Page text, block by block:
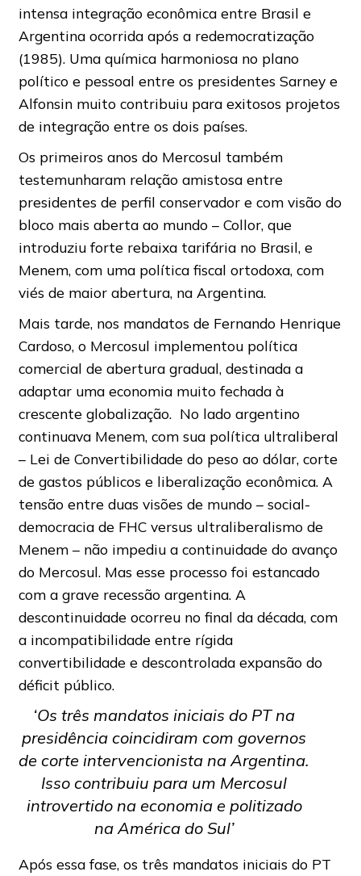
intensa integração econômica entre Brasil e
Argentina ocorrida após a redemocratização
(1985). Uma química harmoniosa no plano
político e pessoal entre os presidentes Sarney e
Alfonsin muito contribuiu para exitosos projetos
de integração entre os dois países.
Os primeiros anos do Mercosul também
testemunharam relação amistosa entre
presidentes de perfil conservador e com visão do
bloco mais aberta ao mundo – Collor, que
introduziu forte rebaixa tarifária no Brasil, e
Menem, com uma política fiscal ortodoxa, com
viés de maior abertura, na Argentina.
Mais tarde, nos mandatos de Fernando Henrique
Cardoso, o Mercosul implementou política
comercial de abertura gradual, destinada a
adaptar uma economia muito fechada à
crescente globalização. No lado argentino
continuava Menem, com sua política ultraliberal
– Lei de Convertibilidade do peso ao dólar, corte
de gastos públicos e liberalização econômica. A
tensão entre duas visões de mundo – social-
democracia de FHC versus ultraliberalismo de
Menem – não impediu a continuidade do avanço
do Mercosul. Mas esse processo foi estancado
com a grave recessão argentina. A
descontinuidade ocorreu no final da década, com
a incompatibilidade entre rígida
convertibilidade e descontrolada expansão do
déficit público.
‘Os três mandatos iniciais do PT na
presidência coincidiram com governos
de corte intervencionista na Argentina.
Isso contribuiu para um Mercosul
introvertido na economia e politizado
na América do Sul’
Após essa fase, os três mandatos iniciais do PT